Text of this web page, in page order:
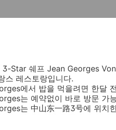
3-Star 쉐프 Jean Georges
스 레스토랑입니다.
에서 밥을 먹을려면 한달
는 예약없이 바로 방문 가
는 中山东一路3号에 위치